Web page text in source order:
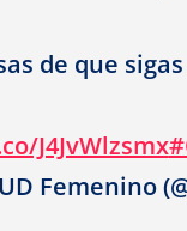
de que
J4JvWlzsmx
Femenino